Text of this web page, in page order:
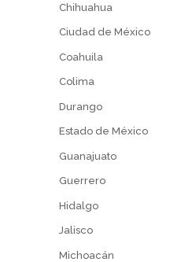
Chihuahua
Ciudad de México
Coahuila
Colima
Durango
Estado de México
Guanajuato
Guerrero
Hidalgo
Jalisco
Michoacán